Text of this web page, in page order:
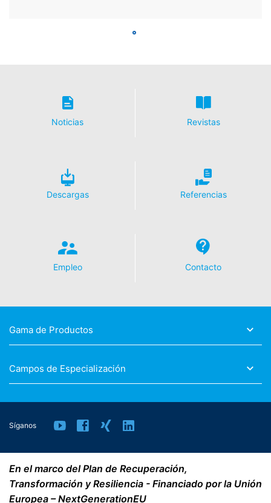
Noticias Revistas
Descargas Referencias
Empleo Contacto
Gama de Productos
Campos de Especialización
Síganos
En el marco del Plan de Recuperación,
Transformación y Resiliencia - Financiado por la Unión
Europea – NextGenerationEU